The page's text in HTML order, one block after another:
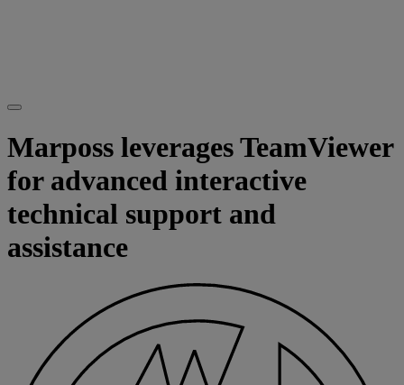
Marposs leverages TeamViewer
for advanced interactive
technical support and
assistance